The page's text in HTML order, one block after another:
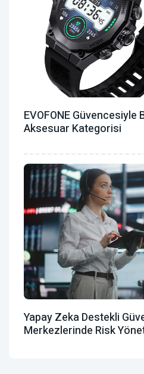
EVOFONE Güvencesiyle
Aksesuar Kategorisi
Yapay Zeka Destekli
Merkezlerinde Risk